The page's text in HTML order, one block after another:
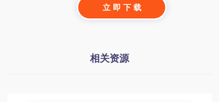
立 即 下 载
相关资源